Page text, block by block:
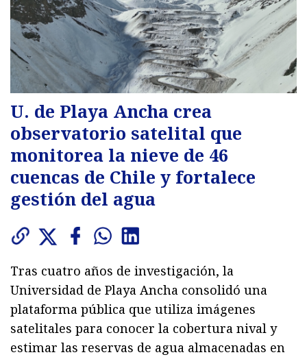
U. de Playa Ancha crea
observatorio satelital que
monitorea la nieve de 46
cuencas de Chile y fortalece
gestión del agua
Tras cuatro años de investigación, la
Universidad de Playa Ancha consolidó una
plataforma pública que utiliza imágenes
satelitales para conocer la cobertura nival y
estimar las reservas de agua almacenadas en